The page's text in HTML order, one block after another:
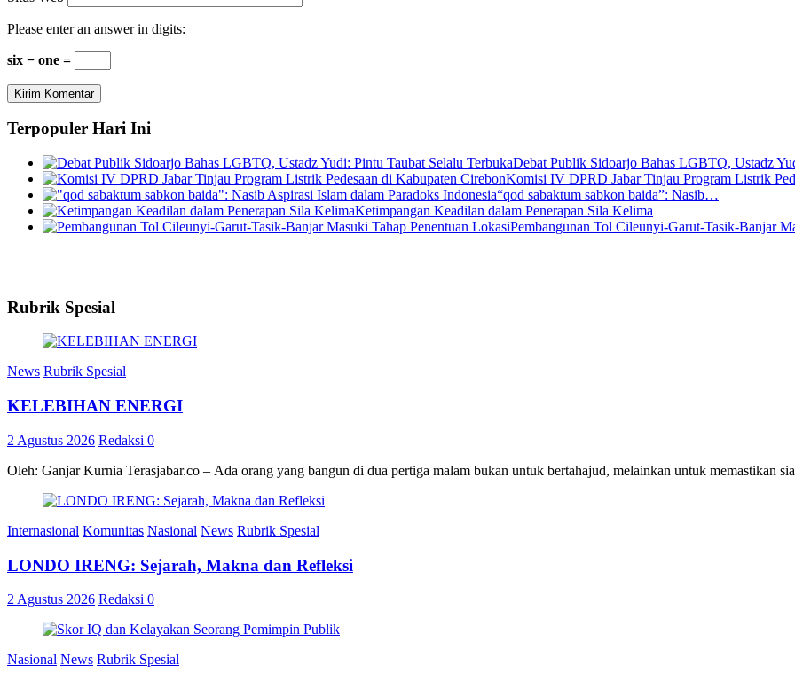
Please enter an answer in digits:
six − one =
Terpopuler Hari Ini
Debat Publik Sidoarjo Bahas LGBTQ, Ustadz
Komisi IV DPRD Jabar Tinjau Program Listrik
“qod sabaktum sabkon baida”: Nasib…
Ketimpangan Keadilan dalam Penerapan Sila Kelima
Pembangunan Tol Cileunyi-Garut-Tasik-Banjar
Rubrik Spesial
News Rubrik Spesial
KELEBIHAN ENERGI
2 Agustus 2026 Redaksi 0
Oleh: Ganjar Kurnia Terasjabar.co – Ada orang yang bangun di dua pertiga malam bukan untuk bertahajud, melainkan untuk memastikan
Internasional Komunitas Nasional News Rubrik Spesial
LONDO IRENG: Sejarah, Makna dan Refleksi
2 Agustus 2026 Redaksi 0
Nasional News Rubrik Spesial